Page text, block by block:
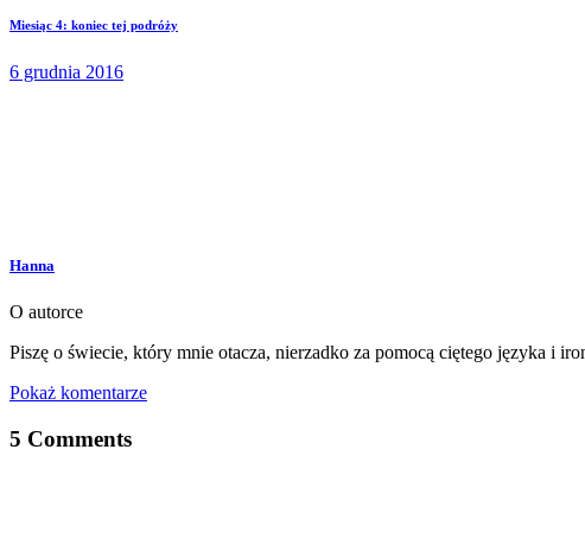
Miesiąc 4: koniec tej podróży
6 grudnia 2016
Hanna
O autorce
Piszę o świecie, który mnie otacza, nierzadko za pomocą ciętego języka i
Pokaż komentarze
5 Comments